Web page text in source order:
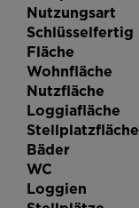
Nutzungsart
Schlüsselfertig
Fläche
Wohnfläche
Nutzfläche
Loggiafläche
Stellplatzfläche
Bäder
WC
Loggien